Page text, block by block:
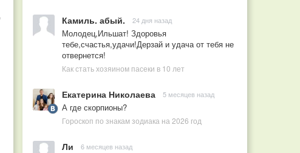
Камиль. абый. 24 дня назад
Молодец,Ильшат! Здоровья
тебе,счастья,удачи!Дерзай и удача от тебя не
отвернется!
Как стать хозяином пасеки в 10 лет
Екатерина Николаева 5 месяцев назад
А где скорпионы?
Гороскоп по знакам зодиака на 2026 год
Ли 6 месяцев назад